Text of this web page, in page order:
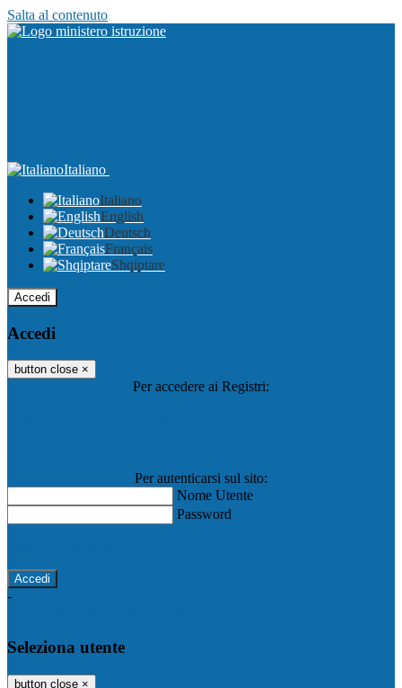
Salta al contenuto
Italiano
Italiano
English
Deutsch
Français
Shqiptare
Accedi
Accedi
button close ×
Per accedere ai Registri:
Per autenticarsi sul sito:
Nome Utente
Password
-
Seleziona utente
button close ×